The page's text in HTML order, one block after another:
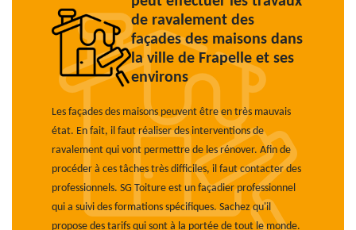
de ravalement des
façades des maisons dans
la ville de Frapelle et ses
environs
Les façades des maisons peuvent être en très mauvais
état. En fait, il faut réaliser des interventions de
ravalement qui vont permettre de les rénover. Afin de
procéder à ces tâches très difficiles, il faut contacter des
professionnels. SG Toiture est un façadier professionnel
qui a suivi des formations spécifiques. Sachez qu'il
propose des tarifs qui sont à la portée de tout le monde.